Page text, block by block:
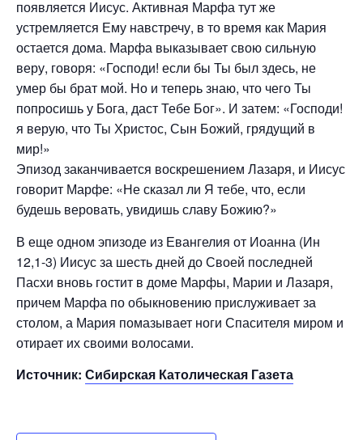
появляется Иисус. Активная Марфа тут же
устремляется Ему навстречу, в то время как Мария
остается дома. Марфа выказывает свою сильную
веру, говоря: «Господи! если бы Ты был здесь, не
умер бы брат мой. Но и теперь знаю, что чего Ты
попросишь у Бога, даст Тебе Бог». И затем: «Господи!
я верую, что Ты Христос, Сын Божий, грядущий в
мир!»
Эпизод заканчивается воскрешением Лазаря, и Иисус
говорит Марфе: «Не сказал ли Я тебе, что, если
будешь веровать, увидишь славу Божию?»
В еще одном эпизоде из Евангелия от Иоанна (Ин
12,1-3) Иисус за шесть дней до Своей последней
Пасхи вновь гостит в доме Марфы, Марии и Лазаря,
причем Марфа по обыкновению прислуживает за
столом, а Мария помазывает ноги Спасителя миром и
отирает их своими волосами.
Источник: Сибирская Католическая Газета